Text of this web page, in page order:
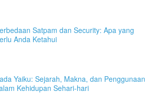
Satpam dan Security: Apa yang
Anda Ketahui
Yaiku: Sejarah, Makna, dan Penggunaan
Kehidupan Sehari-hari